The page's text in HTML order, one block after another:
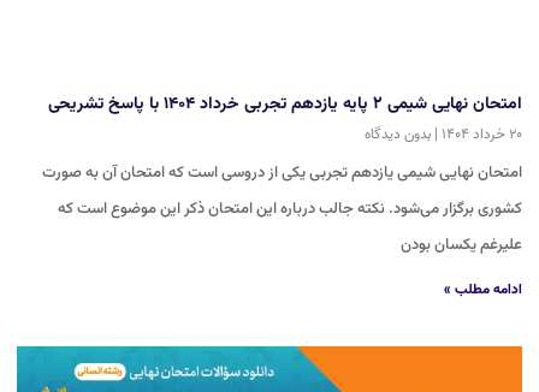
امتحان نهایی شیمی ۲ پایه یازدهم تجربی خرداد ۱۴۰۴ با پاسخ تشریحی
۲۰ خرداد ۱۴۰۴ بدون دیدگاه
امتحان نهایی شیمی یازدهم تجربی یکی از دروسی است که امتحان آن به صورت
کشوری برگزار می‌شود. نکته جالب درباره این امتحان ذکر این موضوع است که
علیرغم یکسان بودن
ادامه مطلب »